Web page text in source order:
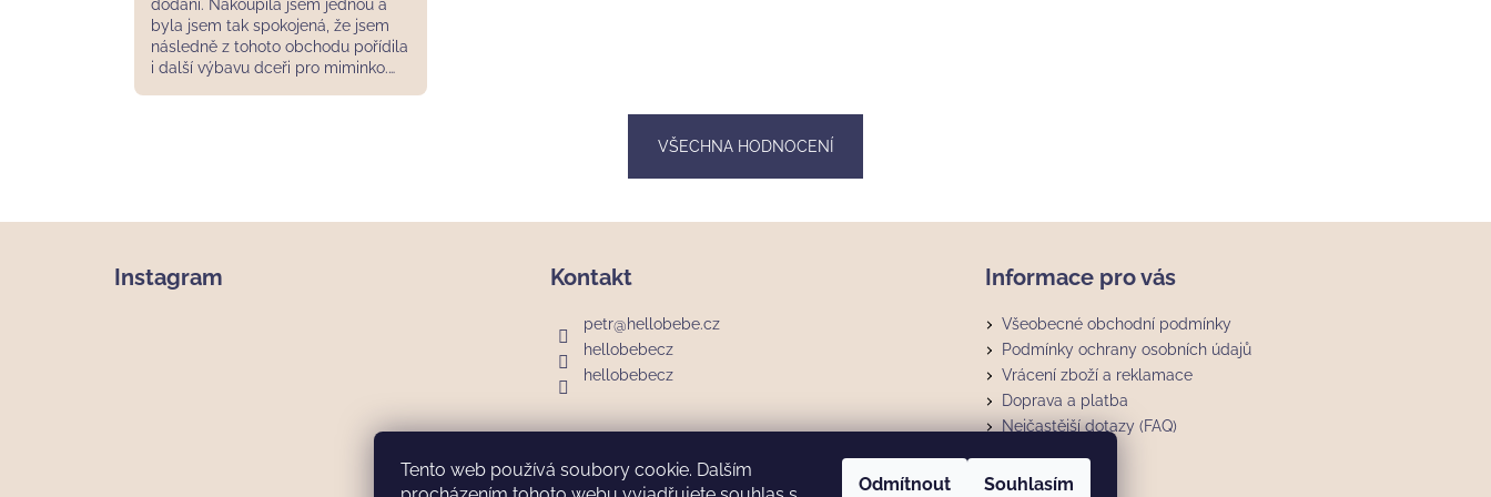
Tento web používá soubory cookie. Dalším
Odmítnout Souhlasím
dodání. Nakoupila jsem jednou a
byla jsem tak spokojená, že jsem
následně z tohoto obchodu pořídila
i další výbavu dceři pro miminko.
VŠECHNA HODNOCENÍ
Instagram Kontakt
petr@hellobebe.cz
hellobebecz
hellobebecz
Informace pro vás
Všeobecné obchodní podmínky
Podmínky ochrany osobních údajů
Vrácení zboží a reklamace
Doprava a platba
Nejčastější dotazy (FAQ)